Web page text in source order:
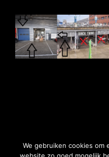
© Copyright Vip Spa |
gemaakt
We gebruiken cookies om